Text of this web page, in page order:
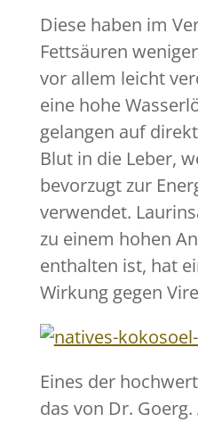
Diese haben im
Fettsäuren
vor allem leicht
eine hohe
gelangen auf
Blut in die Leber,
bevorzugt zur
verwendet.
zu einem hohen
enthalten ist, hat
Wirkung gegen
Eines der
das von Dr.